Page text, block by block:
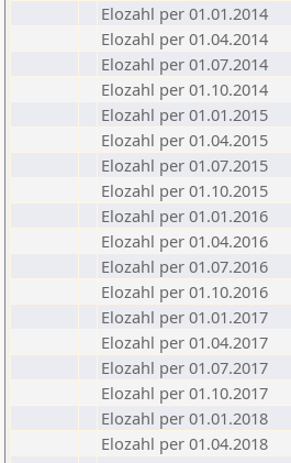
Elozahl per 01.01.2014
Elozahl per 01.04.2014
Elozahl per 01.07.2014
Elozahl per 01.10.2014
Elozahl per 01.01.2015
Elozahl per 01.04.2015
Elozahl per 01.07.2015
Elozahl per 01.10.2015
Elozahl per 01.01.2016
Elozahl per 01.04.2016
Elozahl per 01.07.2016
Elozahl per 01.10.2016
Elozahl per 01.01.2017
Elozahl per 01.04.2017
Elozahl per 01.07.2017
Elozahl per 01.10.2017
Elozahl per 01.01.2018
Elozahl per 01.04.2018